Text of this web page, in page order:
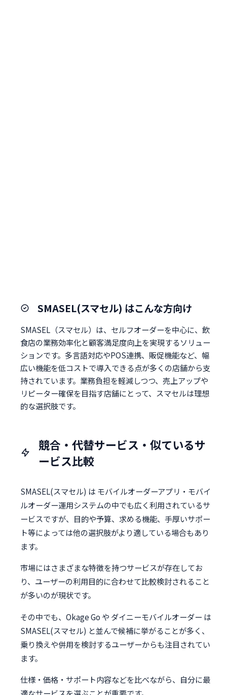
SMASEL(スマセル) はこんな方向け
SMASEL（スマセル）は、セルフオーダーを中心に、飲
食店の業務効率化と顧客満足度向上を実現するソリュー
ションです。多言語対応やPOS連携、販促機能など、幅
広い機能を低コストで導入できる点が多くの店舗から支
持されています。業務負担を軽減しつつ、売上アップや
リピーター確保を目指す店舗にとって、スマセルは理想
的な選択肢です。
競合・代替サービス・似ているサ
ービス比較
SMASEL(スマセル) は モバイルオーダーアプリ・モバイ
ルオーダー運用システムの中でも広く利用されているサ
ービスですが、目的や予算、求める機能、手厚いサポー
ト等によっては他の選択肢がより適している場合もあり
ます。
市場にはさまざまな特徴を持つサービスが存在してお
り、ユーザーの利用目的に合わせて比較検討されること
が多いのが現状です。
その中でも、Okage Go や ダイニーモバイルオーダー は
SMASEL(スマセル) と並んで候補に挙がることが多く、
乗り換えや併用を検討するユーザーからも注目されてい
ます。
仕様・価格・サポート内容などを比べながら、自分に最